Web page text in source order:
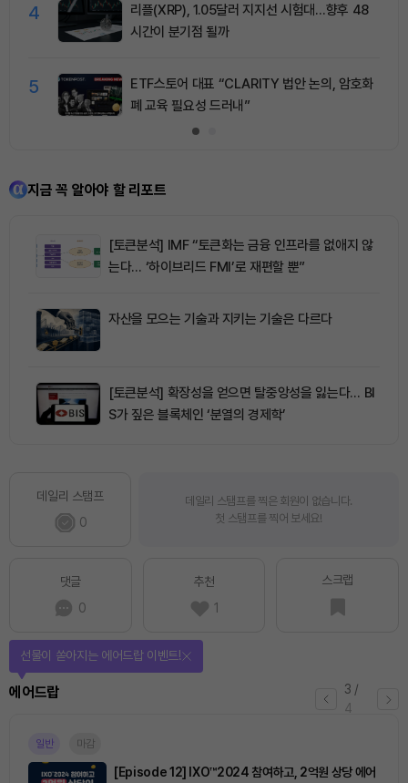
4
리플(XRP), 1.05달러 지지선 시험대…향후 48
시간이 분기점 될까
5
ETF스토어 대표 “CLARITY 법안 논의, 암호화
폐 교육 필요성 드러내”
지금 꼭 알아야 할 리포트
[토큰분석] IMF “토큰화는 금융 인프라를 없애지 않
는다… ‘하이브리드 FMI’로 재편할 뿐”
자산을 모으는 기술과 지키는 기술은 다르다
[토큰분석] 확장성을 얻으면 탈중앙성을 잃는다… BI
S가 짚은 블록체인 ‘분열의 경제학’
데일리 스탬프
0
데일리 스탬프를 찍은 회원이 없습니다.
첫 스탬프를 찍어 보세요!
댓글
0
추천
1
스크랩
3 /
4
에어드랍
선물이 쏟아지는 에어드랍 이벤트!
일반 마감
[Episode 12] IXO™2024 참여하고, 2억원 상당 에어